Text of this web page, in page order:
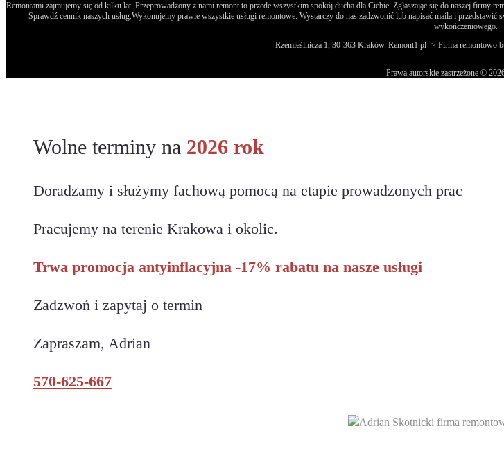
Remontami zajmujemy się od kilku lat. Przeprowadzony z nami remont to przede wszystkim spokój ducha dla Ciebie. Zgłaszając się do naszej firmy
Sprawdź cennik naszych usług.Wykonujemy prawie wszystkie usługi remontowe. Wystarczy do nas zadzwonić lub napisać maila i
wykończeniowego.
Rzemieślnicza 1, 30-363 Kraków. Remont1.pl -> Firma remontowo
Prawa autorskie zastrzeżone ©
Wolne terminy na 2026 rok
Doradzamy i służymy fachową pomocą na etapie prowadzonych prac
Pracujemy na terenie Krakowa i okolic.
Trwa promocja antyinflacyjna -17% rabatu na nasze usługi
Zadzwoń i zapytaj o termin
Zapraszam, Adrian
570-625-667